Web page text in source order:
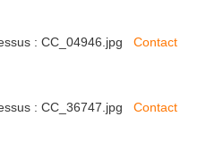
: CC_04946.jpg Contact
: CC_36747.jpg Contact